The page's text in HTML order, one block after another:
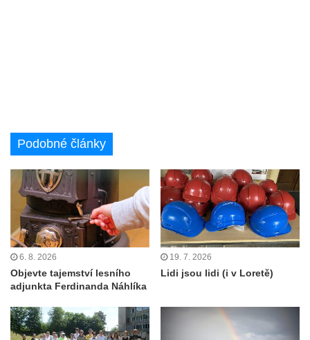
Podobné články
6. 8. 2026
Objevte tajemství lesního
adjunkta Ferdinanda Náhlíka
19. 7. 2026
Lidi jsou lidi (i v Loretě)